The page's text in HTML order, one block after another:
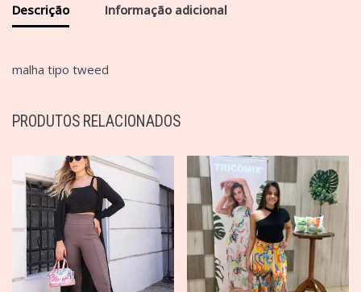
Descrição Informação adicional
malha tipo tweed
PRODUTOS RELACIONADOS